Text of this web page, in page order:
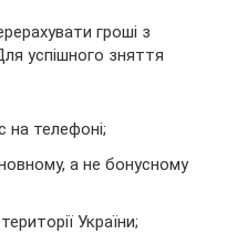
гроші з
успішного зняття
на телефоні;
а не бонусному
України;